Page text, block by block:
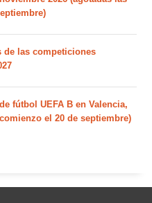
de las competiciones
fútbol UEFA B en Valencia,
el 20 de septiembre)